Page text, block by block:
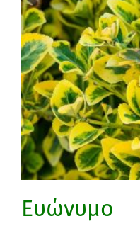
Ευώνυμο